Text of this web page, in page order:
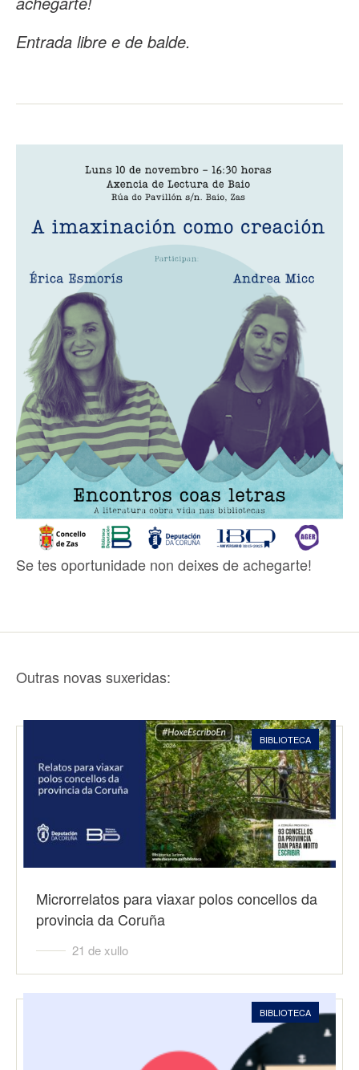
Entrada libre e de balde.
Se tes oportunidade non deixes de achegarte!
Outras novas suxeridas:
BIBLIOTECA
Microrrelatos para viaxar polos concellos da
provincia da Coruña
21 de xullo
BIBLIOTECA